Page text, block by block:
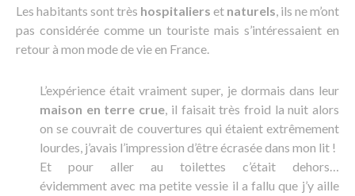
Les habitants sont très hospitaliers et naturels, ils ne m’ont
pas considérée comme un touriste mais s’intéressaient en
retour à mon mode de vie en France.
L’expérience était vraiment super, je dormais dans leur
maison en terre crue, il faisait très froid la nuit alors
on se couvrait de couvertures qui étaient extrêmement
lourdes, j’avais l’impression d’être écrasée dans mon lit !
Et pour aller au toilettes c’était dehors…
évidemment avec ma petite vessie il a fallu que j’y aille